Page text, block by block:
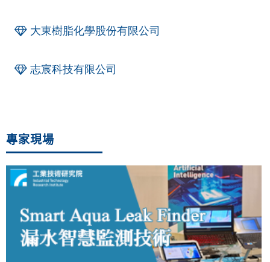
大東樹脂化學股份有限公司
志宸科技有限公司
專家現場